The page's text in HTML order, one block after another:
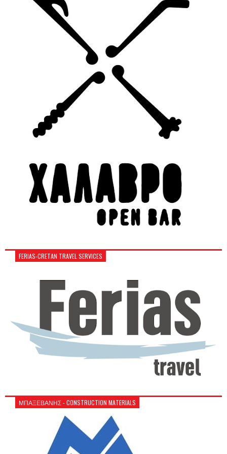
FERIAS-CRETAN TRAVEL SERVICES
ΜΠΑΞΕΒΑΝΗΣ - CONSTRUCTION MATERIALS